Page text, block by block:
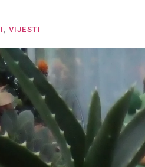
, VIJESTI